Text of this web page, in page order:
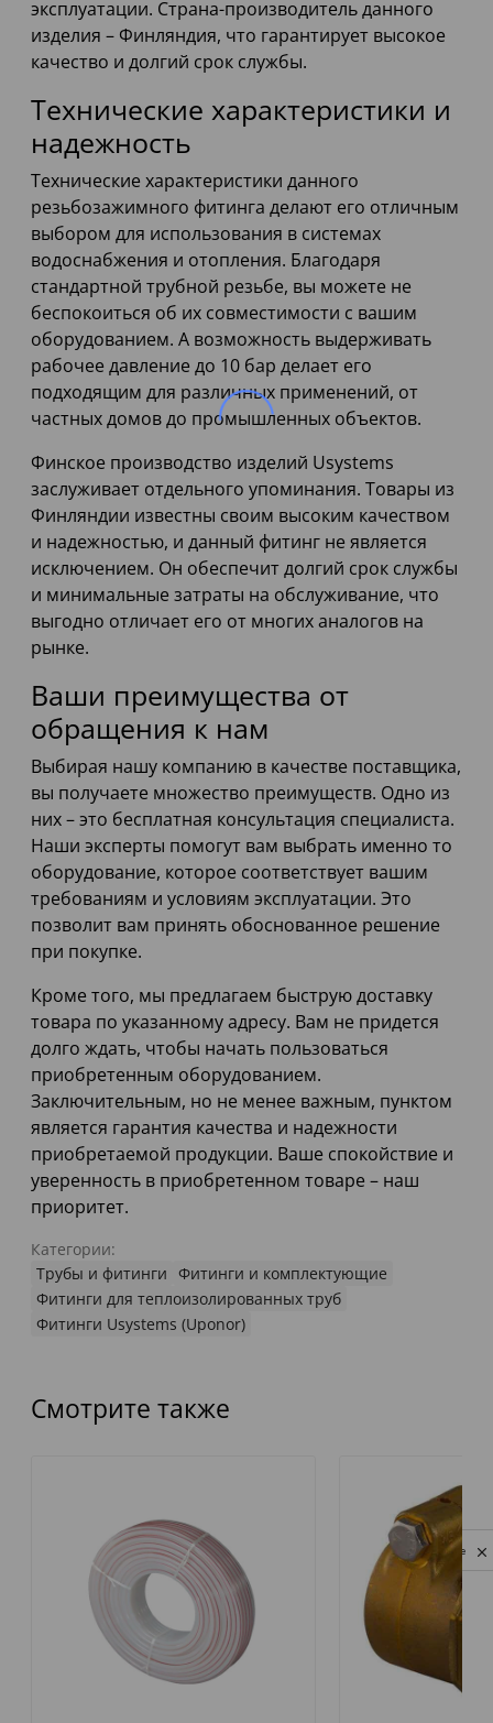
эксплуатации. Страна-производитель данного
изделия – Финляндия, что гарантирует высокое
качество и долгий срок службы.
Технические характеристики и
надежность
Технические характеристики данного
резьбозажимного фитинга делают его отличным
выбором для использования в системах
водоснабжения и отопления. Благодаря
стандартной трубной резьбе, вы можете не
беспокоиться об их совместимости с вашим
оборудованием. А возможность выдерживать
рабочее давление до 10 бар делает его
подходящим для различных применений, от
частных домов до промышленных объектов.
Финское производство изделий Usystems
заслуживает отдельного упоминания. Товары из
Финляндии известны своим высоким качеством
и надежностью, и данный фитинг не является
исключением. Он обеспечит долгий срок службы
и минимальные затраты на обслуживание, что
выгодно отличает его от многих аналогов на
рынке.
Ваши преимущества от
обращения к нам
Выбирая нашу компанию в качестве поставщика,
вы получаете множество преимуществ. Одно из
них – это бесплатная консультация специалиста.
Наши эксперты помогут вам выбрать именно то
оборудование, которое соответствует вашим
требованиям и условиям эксплуатации. Это
позволит вам принять обоснованное решение
при покупке.
Кроме того, мы предлагаем быструю доставку
товара по указанному адресу. Вам не придется
долго ждать, чтобы начать пользоваться
приобретенным оборудованием.
Заключительным, но не менее важным, пунктом
является гарантия качества и надежности
приобретаемой продукции. Ваше спокойствие и
уверенность в приобретенном товаре – наш
приоритет.
Категории:
Трубы и фитинги Фитинги и комплектующие
Фитинги для теплоизолированных труб
Фитинги Usystems (Uponor)
Смотрите также
Privacy notice